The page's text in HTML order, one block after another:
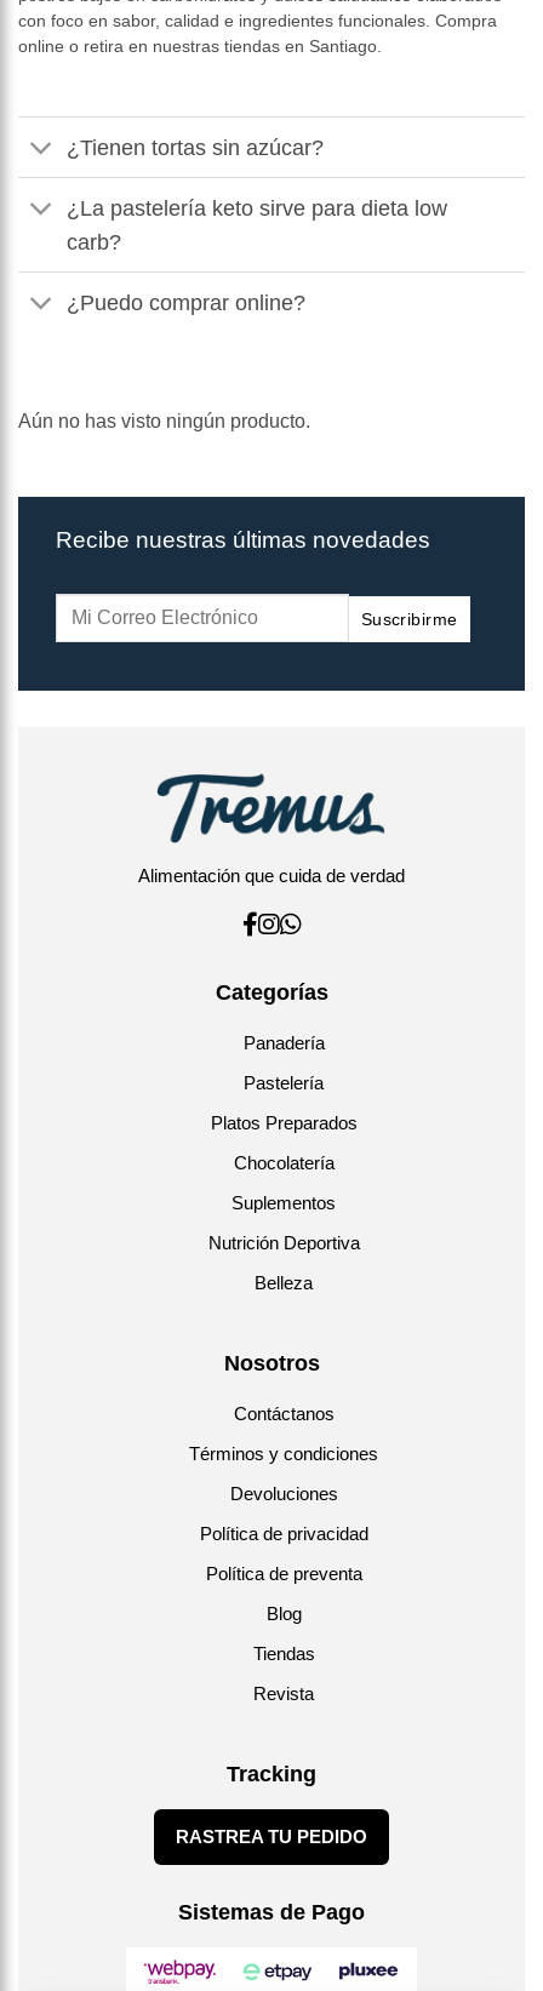
con foco en sabor, calidad e ingredientes funcionales. Compra
online o retira en nuestras tiendas en Santiago.
¿Tienen tortas sin azúcar?
¿La pastelería keto sirve para dieta low
carb?
¿Puedo comprar online?
Aún no has visto ningún producto.
Recibe nuestras últimas novedades
Suscribirme
Alimentación que cuida de verdad
Categorías
Panadería
Pastelería
Platos Preparados
Chocolatería
Suplementos
Nutrición Deportiva
Belleza
Nosotros
Contáctanos
Términos y condiciones
Devoluciones
Política de privacidad
Política de preventa
Blog
Tiendas
Revista
Tracking
RASTREA TU PEDIDO
Sistemas de Pago